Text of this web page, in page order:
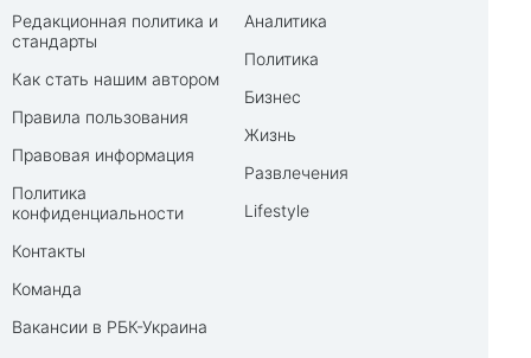
Редакционная политика и
стандарты
Как стать нашим автором
Правила пользования
Правовая информация
Политика
конфиденциальности
Контакты
Команда
Вакансии в РБК-Украина
Аналитика
Политика
Бизнес
Жизнь
Развлечения
Lifestyle